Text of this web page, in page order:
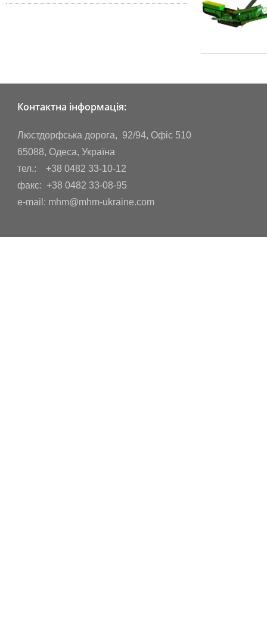
Контактна інформація:
Люстдорфська дорога, 92/94, Офіс 510
65088, Одеса, Україна
тел.: +38 0482 33-10-12
факс: +38 0482 33-08-95
e-mail: mhm@mhm-ukraine.com